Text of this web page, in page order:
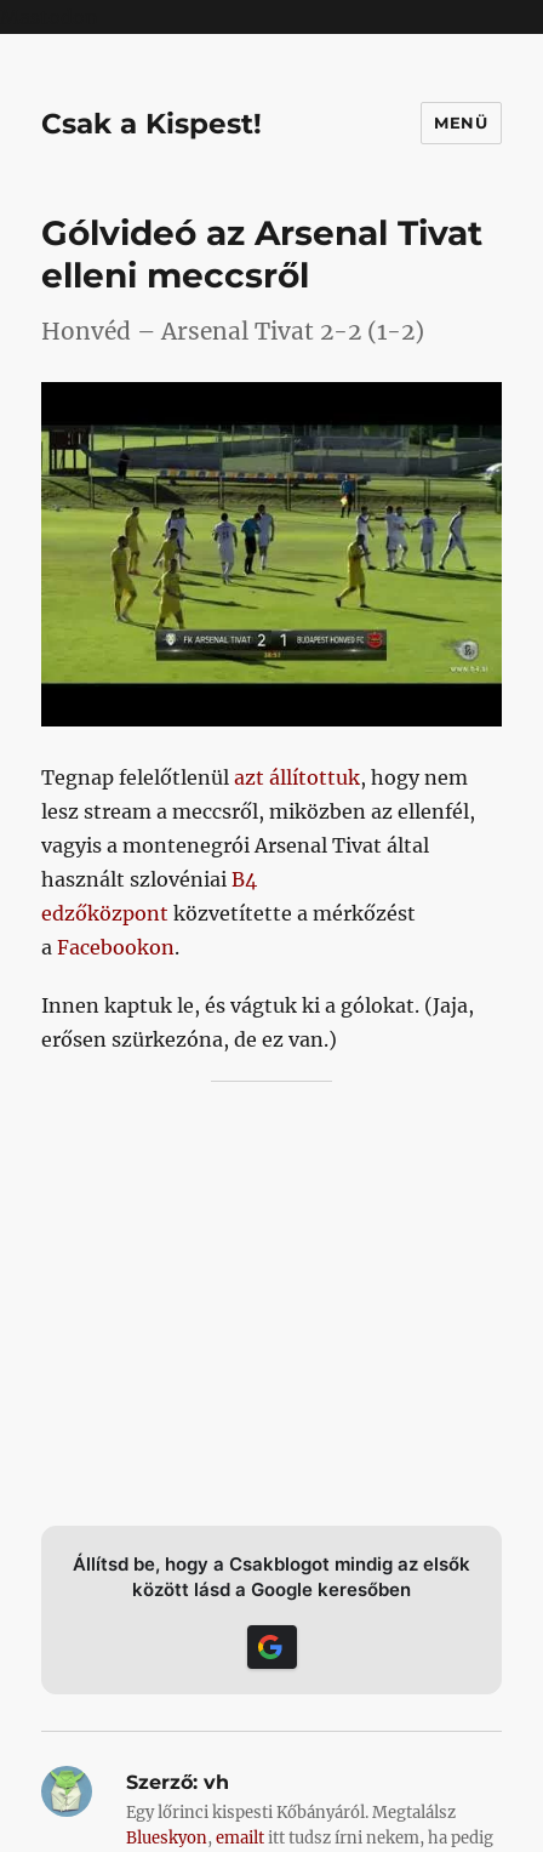
Csak a Kispest! MENÜ
Gólvideó az Arsenal Tivat
elleni meccsről
Honvéd – Arsenal Tivat 2-2 (1-2)
Tegnap felelőtlenülazt állítottuk, hogy nem
lesz stream a meccsről, miközben az ellenfél,
vagyis a montenegrói Arsenal Tivat által
használt szlovéniaiB4
edzőközpont közvetítette a mérkőzést
aFacebookon.
Innen kaptuk le, és vágtuk ki a gólokat. (Jaja,
erősen szürkezóna, de ez van.)
Állítsd be, hogy a Csakblogot mindig az elsők
között lásd a Google keresőben
Szerző: vh
Egy lőrinci kispesti Kőbányáról. Megtalálsz
Blueskyon,emailtitt tudsz írni nekem, ha pedig